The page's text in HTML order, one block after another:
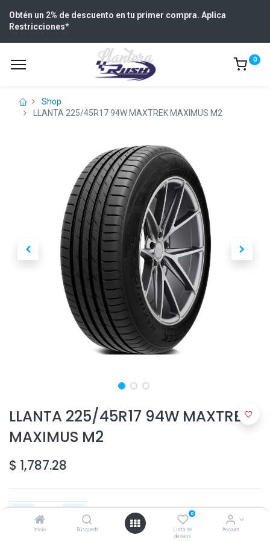
Inicio Búsqueda
0
Lista de
deseos
Account
Obtén un 2% de descuento en tu primer compra. Aplica
Restricciones*
0
Shop
LLANTA 225/45R17 94W MAXTREK MAXIMUS M2
LLANTA 225/45R17 94W MAXTREK
MAXIMUS M2
$ 1,787.28